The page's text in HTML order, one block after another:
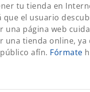
tu tienda en
el usuario
una página web
una tienda online,
afín. Fórmate